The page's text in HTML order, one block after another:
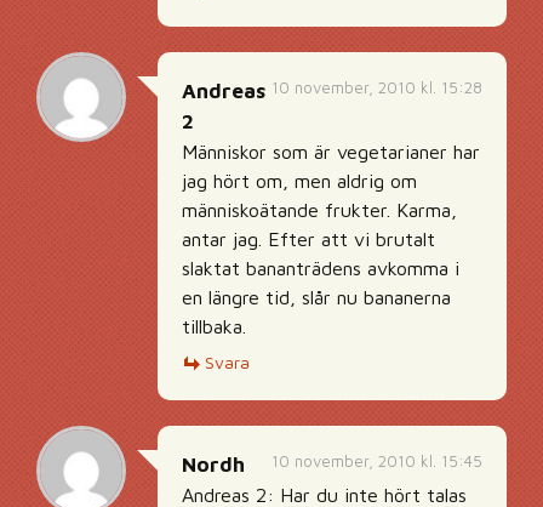
10 november, 2010 kl. 15:28
Andreas
2
Människor som är vegetarianer har
jag hört om, men aldrig om
människoätande frukter. Karma,
antar jag. Efter att vi brutalt
slaktat bananträdens avkomma i
en längre tid, slår nu bananerna
tillbaka.
Svara
10 november, 2010 kl. 15:45
Nordh
Andreas 2: Har du inte hört talas